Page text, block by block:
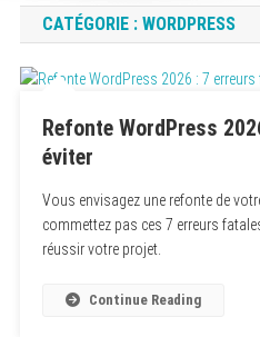
CATÉGORIE : WORDPRESS
Refonte WordPress
éviter
Vous envisagez une refonte de
commettez pas ces 7 erreurs
réussir votre projet.
Continue Reading